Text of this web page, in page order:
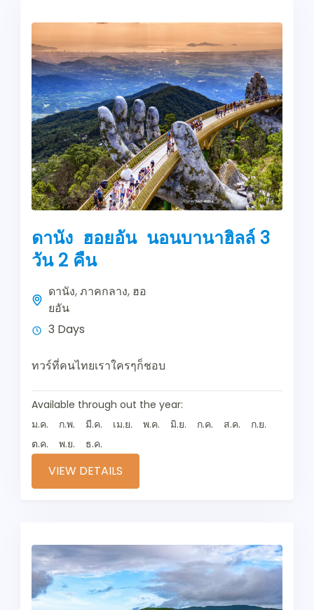
ดานัง ฮอยอัน นอนบานาฮิลล์ 3
วัน 2 คืน
ดานัง,ภาคกลาง, ฮอ
ยอัน
3 Days
ทวร์ที่คนไทยเราใครๆก็ชอบ
Available through out the year:
ม.ค.
ก.พ. มี.ค. เม.ย. พ.ค. มิ.ย. ก.ค. ส.ค.
ก.ย.
ต.ค.
พ.ย. ธ.ค.
VIEW DETAILS